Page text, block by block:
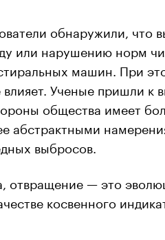
00:00
обнаружили, что
или нарушению норм
машин. При
Ученые пришли к
общества имеет
абстрактными
выбросов.
отвращение — это
косвенного